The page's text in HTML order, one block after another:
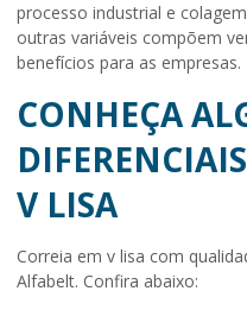
processo industrial e
outras variáveis compõem
benefícios para as empresas.
CONHEÇA
V LISA
Correia em v lisa com
Alfabelt. Confira abaixo: